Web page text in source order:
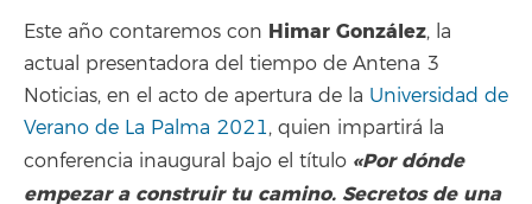
Este año contaremos con Himar González, la
actual presentadora del tiempo de Antena 3
Noticias, en el acto de apertura de la Universidad de
Verano de La Palma 2021, quien impartirá la
conferencia inaugural bajo el título «Por dónde
empezar a construir tu camino. Secretos de una